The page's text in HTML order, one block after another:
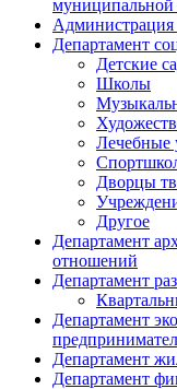
муниципальной
Администрация
Департамент
Детские
Школы
Лечебные
Дворцы
Другое
Департамент
отношений
Департамент
Департамент
Департамент
Департамент